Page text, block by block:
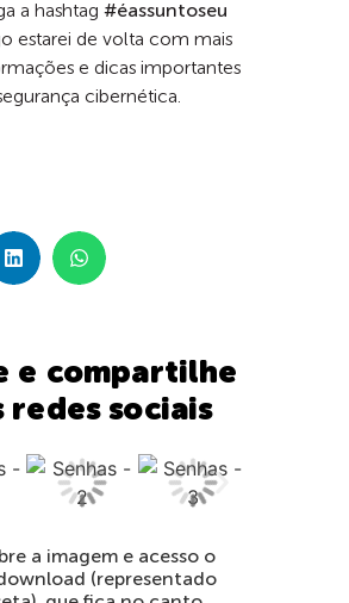
a hashtag #éassuntoseu
estarei de volta com mais
e dicas importantes
cibernética.
e compartilhe
redes sociais
a imagem e acesso o
(representado